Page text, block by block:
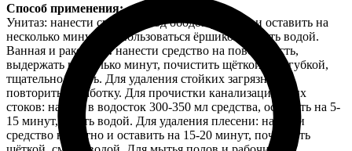
Способ применения:
Унитаз: нанести средство под ободок унитаза и оставить на
несколько минут, воспользоваться ёршиком, смыть водой.
Ванная и раковина
:нанести средство на поверхность,
выдержать несколько минут, почистить щёткой или губкой,
тщательно смыть. Для удаления стойких загрязнений
повторить обработку. Для прочистки канализационных
стоков: налить в водосток 300-350 мл средства, оставить на 5-
15 минут, смыть водой. Для удаления плесени: нанести
средство на пятно и оставить на 15-20 минут, почистить